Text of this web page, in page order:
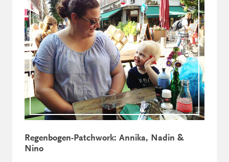
Regenbogen-Patchwork: Annika, Nadin &
Nino